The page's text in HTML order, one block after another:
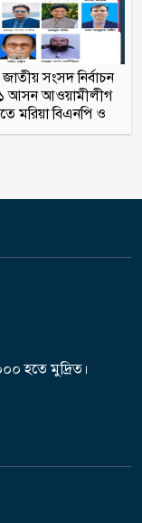
জাতীয় সংসদ নির্বাচন
আসন আওয়ামীলীগ
মরিয়া বিএনপি ও
হতে মুদ্রিত।